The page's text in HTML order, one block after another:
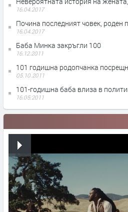
16.04.2017
Почина последният човек, роден
16.04.2017
Баба Минка закръгли 100
16.12.2011
101 годишна родопчанка
05.10.2011
101-годишна баба влиза в
16.05.2011